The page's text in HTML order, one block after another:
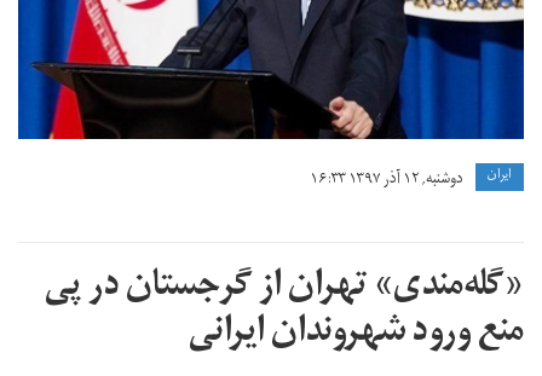
ايران دوشنبه, ۱۲ آذر ۱۳۹۷ ۱۶:۳۳
«گله‌مندی» تهران از گرجستان در پی
منع ورود شهروندان ایرانی